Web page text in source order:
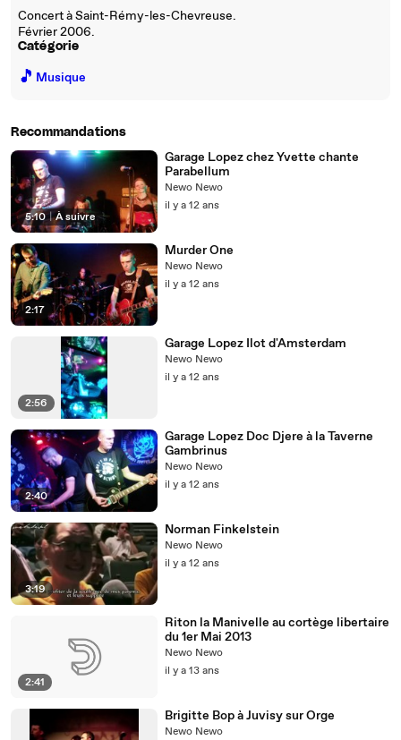
Concert à Saint-Rémy-les-Chevreuse.
Février 2006.
Catégorie
🎵 Musique
Recommandations
5:10 | À suivre
Garage Lopez chez Yvette chante
Parabellum
Newo Newo
il y a 12 ans
2:17
Murder One
Newo Newo
il y a 12 ans
2:56
Garage Lopez Ilot d'Amsterdam
Newo Newo
il y a 12 ans
2:40
Garage Lopez Doc Djere à la Taverne
Gambrinus
Newo Newo
il y a 12 ans
3:19
Norman Finkelstein
Newo Newo
il y a 12 ans
2:41
Riton la Manivelle au cortège libertaire
du 1er Mai 2013
Newo Newo
il y a 13 ans
Brigitte Bop à Juvisy sur Orge
Newo Newo